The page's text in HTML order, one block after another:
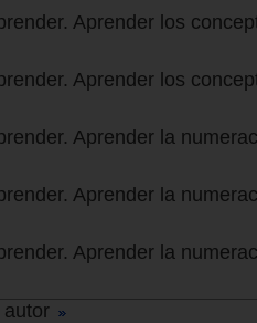
Aprender los
Aprender los
Aprender la
Aprender la
Aprender la
autor